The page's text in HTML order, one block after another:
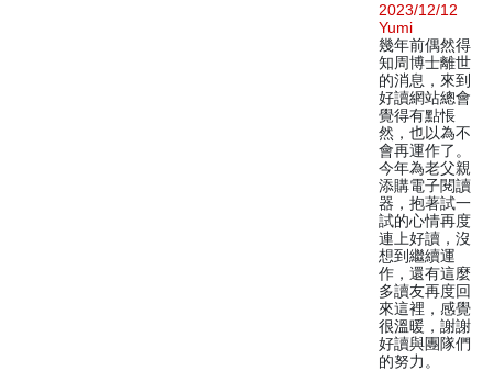
2023/12/12
Yumi
幾年前偶然得
知周博士離世
的消息，來到
好讀網站總會
覺得有點悵
然，也以為不
會再運作了。
今年為老父親
添購電子閱讀
器，抱著試一
試的心情再度
連上好讀，沒
想到繼續運
作，還有這麼
多讀友再度回
來這裡，感覺
很溫暖，謝謝
好讀與團隊們
的努力。